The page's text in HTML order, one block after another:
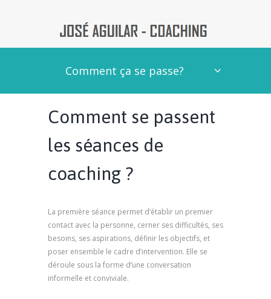
Comment ça se passe?
Comment se passent
les séances de
coaching ?
La première séance permet d’établir un premier
contact avec la personne, cerner ses difficultés, ses
besoins, ses aspirations, définir les objectifs, et
poser ensemble le cadre d’intervention. Elle se
déroule sous la forme d’une conversation
informelle et conviviale.